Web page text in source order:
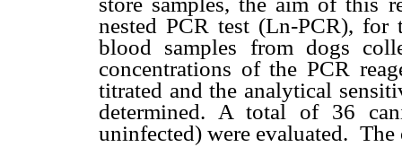
nested PCR test (Ln-PCR),
blood samples from dogs
concentrations of the PCR
titrated and the analytical
determined. A total of 36
uninfected) were evaluated. The